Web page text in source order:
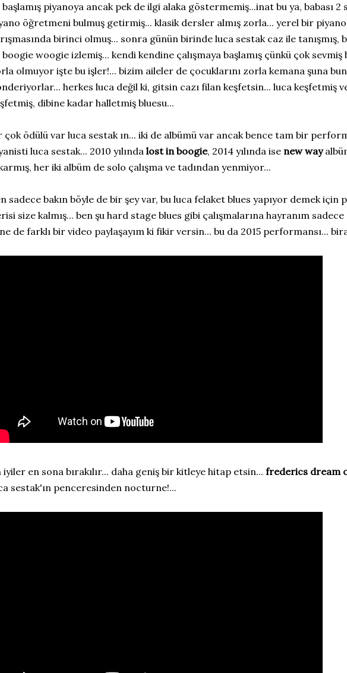
başlamış piyanoya ancak pek de ilgi alaka göstermemiş...inat bu ya, babası 2
öğretmeni bulmuş getirmiş... klasik dersler almış zorla... yerel bir piyano
birinci olmuş... sonra günün birinde luca sestak caz ile tanışmış,
boogie woogie izlemiş... kendi kendine çalışmaya başlamış çünkü çok
olmuyor işte bu işler!... bizim aileler de çocuklarını zorla kemana şuna
herkes luca değil ki, gitsin cazı filan keşfetsin... luca keşfetmiş
dibine kadar halletmiş bluesu...
çok ödülü var luca sestak ın... iki de albümü var ancak bence tam bir
luca sestak... 2010 yılında lost in boogie, 2014 yılında ise new way
her iki albüm de solo çalışma ve tadından yenmiyor...
sadece bakın böyle de bir şey var, bu luca felaket blues yapıyor demek için
size kalmış... ben şu hard stage blues gibi çalışmalarına hayranım
de farklı bir video paylaşayım ki fikir versin... bu da 2015 performansı...
iyiler en sona bırakılır... daha geniş bir kitleye hitap etsin... frederics dream
sestak'ın penceresinden nocturne!...